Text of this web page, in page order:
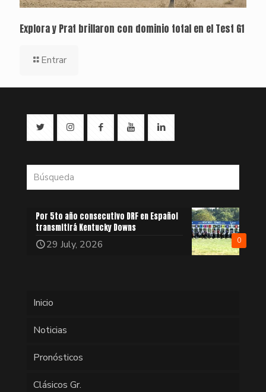
Explora y Prat brillaron con dominio total en el Test G1
Entrar
0
Por 5to año consecutivo DRF en Español
transmitirá Kentucky Downs
29 July, 2026
Inicio
Noticias
Pronósticos
Clásicos Gr.